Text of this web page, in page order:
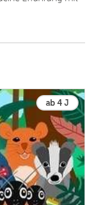
ab 4 J